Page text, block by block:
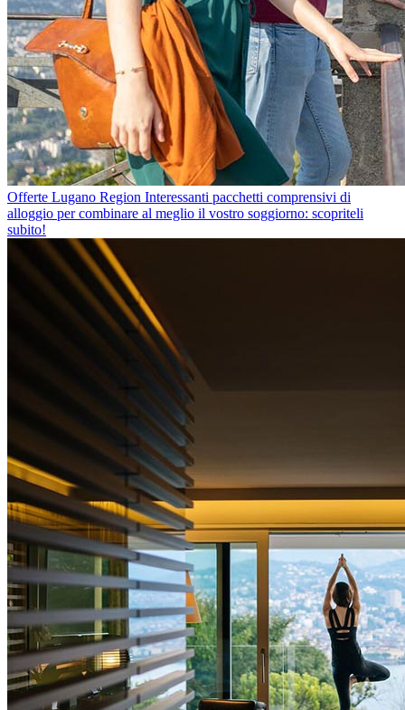
Offerte Lugano Region Interessanti pacchetti comprensivi di
alloggio per combinare al meglio il vostro soggiorno: scopriteli
subito!